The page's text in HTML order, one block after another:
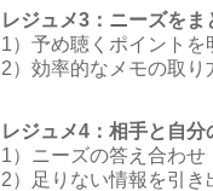
レジュメ3：ニーズをま
1）予め聴くポイントを
2）効率的なメモの取り
レジュメ4：相手と自
1）ニーズの答え合わせ
2）足りない情報を引き